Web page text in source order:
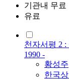
기관내 무료
유료
천자서평 2
1990 -
황성주
한국